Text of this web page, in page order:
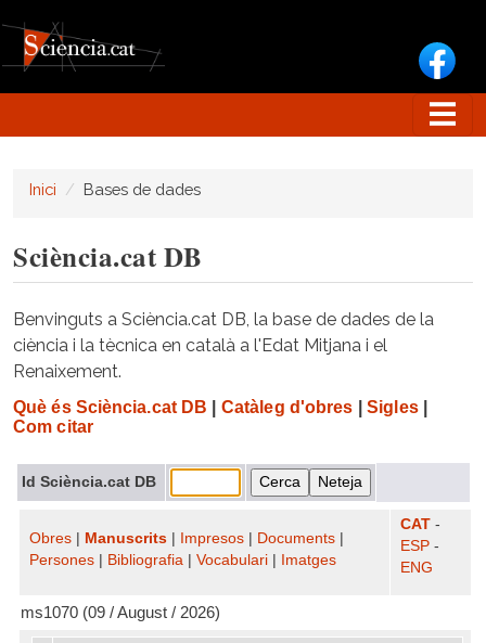
Inici Bases de dades
Sciència.cat DB
Benvinguts a Sciència.cat DB, la base de dades de la
ciència i la tècnica en català a l'Edat Mitjana i el
Renaixement.
Què és Sciència.cat DB Catàleg d'obres Sigles|
Com citar
Id Sciència.cat DB
Obres Manuscrits Impresos Documents
Persones
Bibliografia Vocabulari Imatges
CAT -
ESP -
ENG
ms1070 (09 / August / 2026)